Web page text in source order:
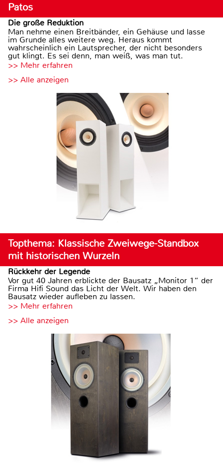
Patos
Die große Reduktion
Man nehme einen Breitbänder, ein Gehäuse und lasse
im Grunde alles weitere weg. Heraus kommt
wahrscheinlich ein Lautsprecher, der nicht besonders
gut klingt. Es sei denn, man weiß, was man tut.
>> Mehr erfahren
>> Alle anzeigen
Topthema: Klassische Zweiwege-Standbox
mit historischen Wurzeln
Rückkehr der Legende
Vor gut 40 Jahren erblickte der Bausatz „Monitor 1“ der
Firma Hifi Sound das Licht der Welt. Wir haben den
Bausatz wieder aufleben zu lassen.
>> Mehr erfahren
>> Alle anzeigen